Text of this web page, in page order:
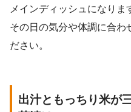
メインディッシュになりま
その日の気分や体調に合わ
ださい。
出汁ともっちり米が